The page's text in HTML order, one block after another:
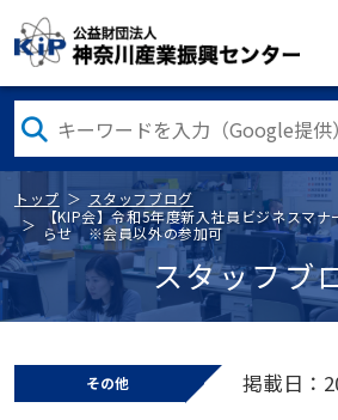
トップ
スタッフブログ
【KIP会】令和5年度新入社員ビジネスマ
らせ ※会員以外の参加可
スタッフブ
その他 掲載日：